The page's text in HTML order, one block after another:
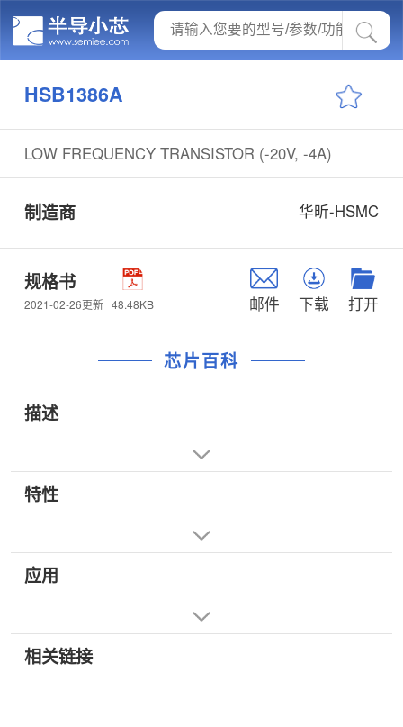
HSB1386A
LOW FREQUENCY TRANSISTOR (-20V, -4A)
制造商 华昕-HSMC
规格书
2021-02-26更新 48.48KB 邮件 下载 打开
芯片百科
描述
特性
应用
相关链接